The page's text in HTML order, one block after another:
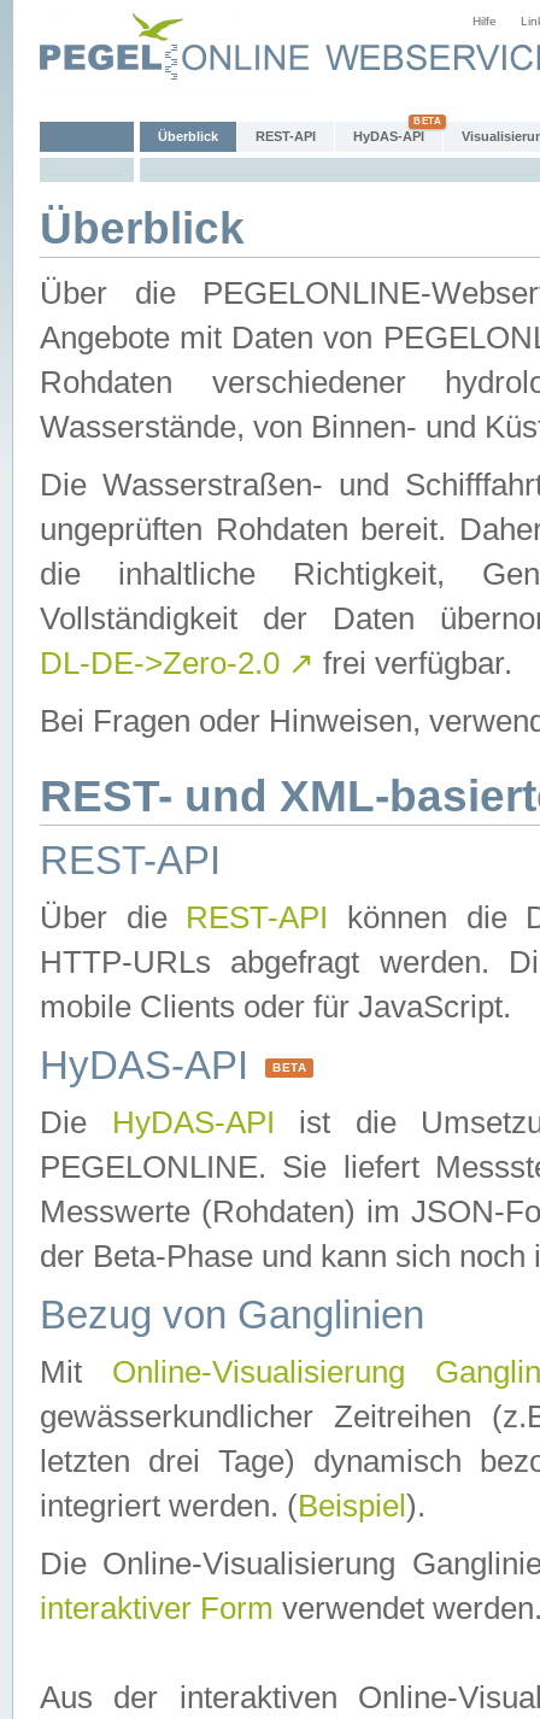
Hilfe
Überblick REST-API HyDAS-API
Überblick
Über die PEGELONLINE-
Angebote mit Daten von
Rohdaten verschiedener
Wasserstände, von Binnen- und
Die Wasserstraßen- und
ungeprüften Rohdaten bereit.
die inhaltliche Richtigkeit,
Vollständigkeit der Daten
DL-DE->Zero-2.0 ↗ frei verfügbar.
Bei Fragen oder Hinweisen,
REST- und XML-
REST-API
Über die REST-API können die
HTTP-URLs abgefragt werden.
mobile Clients oder für JavaScript.
HyDAS-API BETA
Die HyDAS-API ist die
PEGELONLINE. Sie liefert
Messwerte (Rohdaten) im JSON-
der Beta-Phase und kann sich noch
Bezug von Ganglinien
Mit Online-Visualisierung
gewässerkundlicher Zeitreihen
letzten drei Tage) dynamisch
integriert werden. (Beispiel ).
Die Online-Visualisierung
interaktiver Form verwendet
Aus der interaktiven Online-